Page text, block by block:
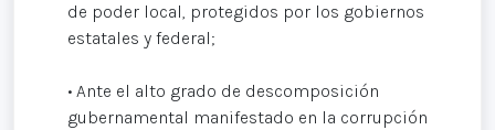
de poder local, protegidos por los gobiernos
estatales y federal;
• Ante el alto grado de descomposición
gubernamental manifestado en la corrupción